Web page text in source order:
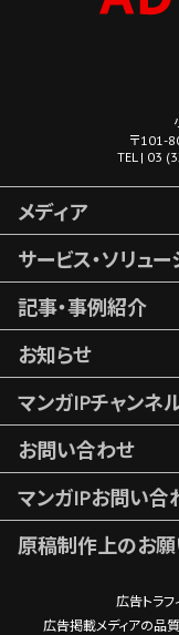
〒101-
TEL | 03
メディア
サービス・ソリュー
記事・事例紹介
お知らせ
マンガIPチャンネ
お問い合わせ
マンガIPお問い合
原稿制作上のお
広告トラ
広告掲載メディアの品